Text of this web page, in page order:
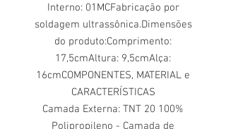
Interno: 01MCFabricação por
soldagem ultrassônica.Dimensões
do produto:Comprimento:
17,5cmAltura: 9,5cmAlça:
16cmCOMPONENTES, MATERIAL e
CARACTERÍSTICAS
Camada Externa: TNT 20 100%
Polipropileno - Camada de